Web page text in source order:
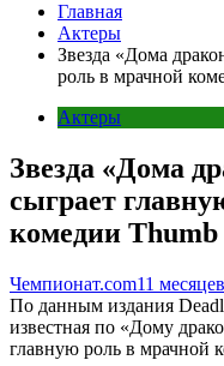
Главная
Актеры
Звезда «Дома
роль в мрачной
Актеры
Звезда «Дома
сыграет
комедии Thumb
Чемпионат.com11
По данным издания
известная по «Дому
главную роль в мрачной